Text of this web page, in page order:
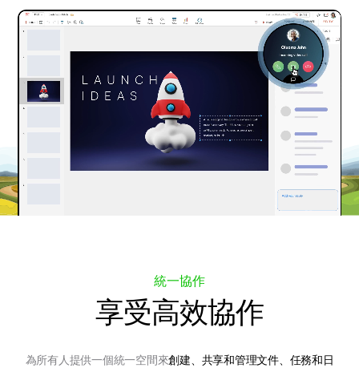
統一協作
享受高效協作
為所有人提供一個統一空間來創建、共享和管理文件、任務和日